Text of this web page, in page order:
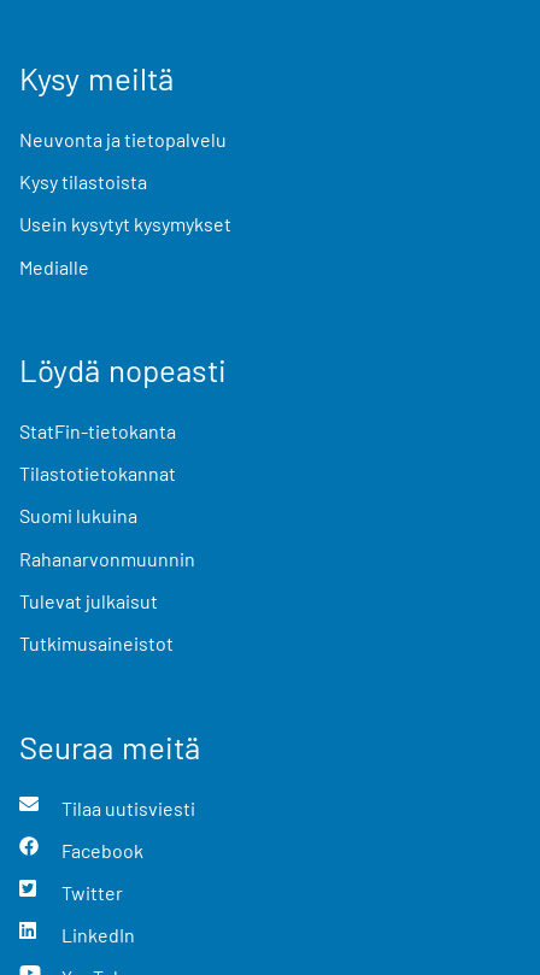
Kysy meiltä
Neuvonta ja tietopalvelu
Kysy tilastoista
Usein kysytyt kysymykset
Medialle
Löydä nopeasti
StatFin-tietokanta
Tilastotietokannat
Suomi lukuina
Rahanarvonmuunnin
Tulevat julkaisut
Tutkimusaineistot
Seuraa meitä
Tilaa uutisviesti
Facebook
Twitter
LinkedIn